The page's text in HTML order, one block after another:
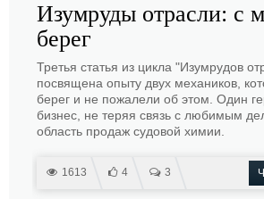
Изумруды отрасли: с
берег
Третья статья из цикла "Изумрудов
посвящена опыту двух механиков,
берег и не пожалели об этом. Один
бизнес, не теряя связь с любимым
область продаж судовой химии.
1613 4 3